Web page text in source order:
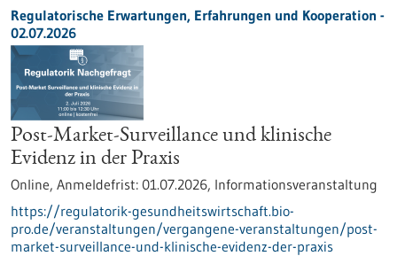
Regulatorische Erwartungen, Erfahrungen und Kooperation -
02.07.2026
Post-Market-Surveillance und klinische
Evidenz in der Praxis
Online, Anmeldefrist: 01.07.2026, Informationsveranstaltung
https://regulatorik-gesundheitswirtschaft.bio-
pro.de/veranstaltungen/vergangene-veranstaltungen/post-
market-surveillance-und-klinische-evidenz-der-praxis